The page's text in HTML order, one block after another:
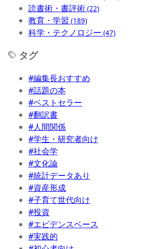
読書術・書評術 (22)
教育・学習 (189)
科学・テクノロジー (47)
タグ
#編集長おすすめ
#話題の本
#ベストセラー
#翻訳書
#人間関係
#学生・研究者向け
#社会学
#文化論
#統計データあり
#資産形成
#子育て世代向け
#投資
#エビデンスベース
#実践的